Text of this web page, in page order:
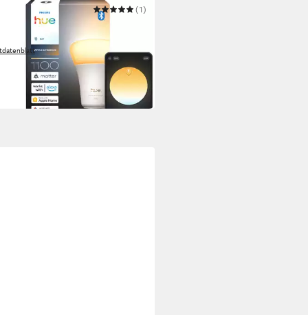
Leuchtmittel White Ambiance
smarte Lampe
(1)
Werktagen bei dir